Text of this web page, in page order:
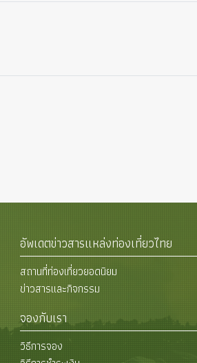
อัพเดตข่าวสารแหล่งท่องเที่ยวไทย
สถานที่ท่องเที่ยวยอดนิยม
ข่าวสารและกิจกรรม
จองกับเรา
วิธีการจอง